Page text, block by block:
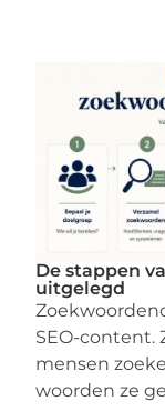
De stappen
uitgelegd
SEO-content.
mensen
woorden ze